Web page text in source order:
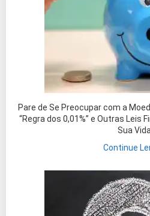
Pare de Se Preocupar com a
“Regra dos 0,01%” e Outras Leis
Sua Vida
Continue